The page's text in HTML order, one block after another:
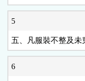
5
五、凡服裝不整及未
6